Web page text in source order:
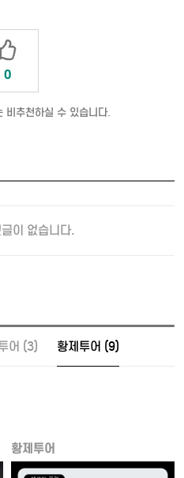
0
추천하실 수 있습니다.
이 없습니다.
어 (3) 황제투어 (9)
황제투어